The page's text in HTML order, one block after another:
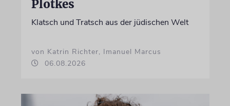
Plotkes
Klatsch und Tratsch aus der jüdischen Welt
von Katrin Richter, Imanuel Marcus
06.08.2026